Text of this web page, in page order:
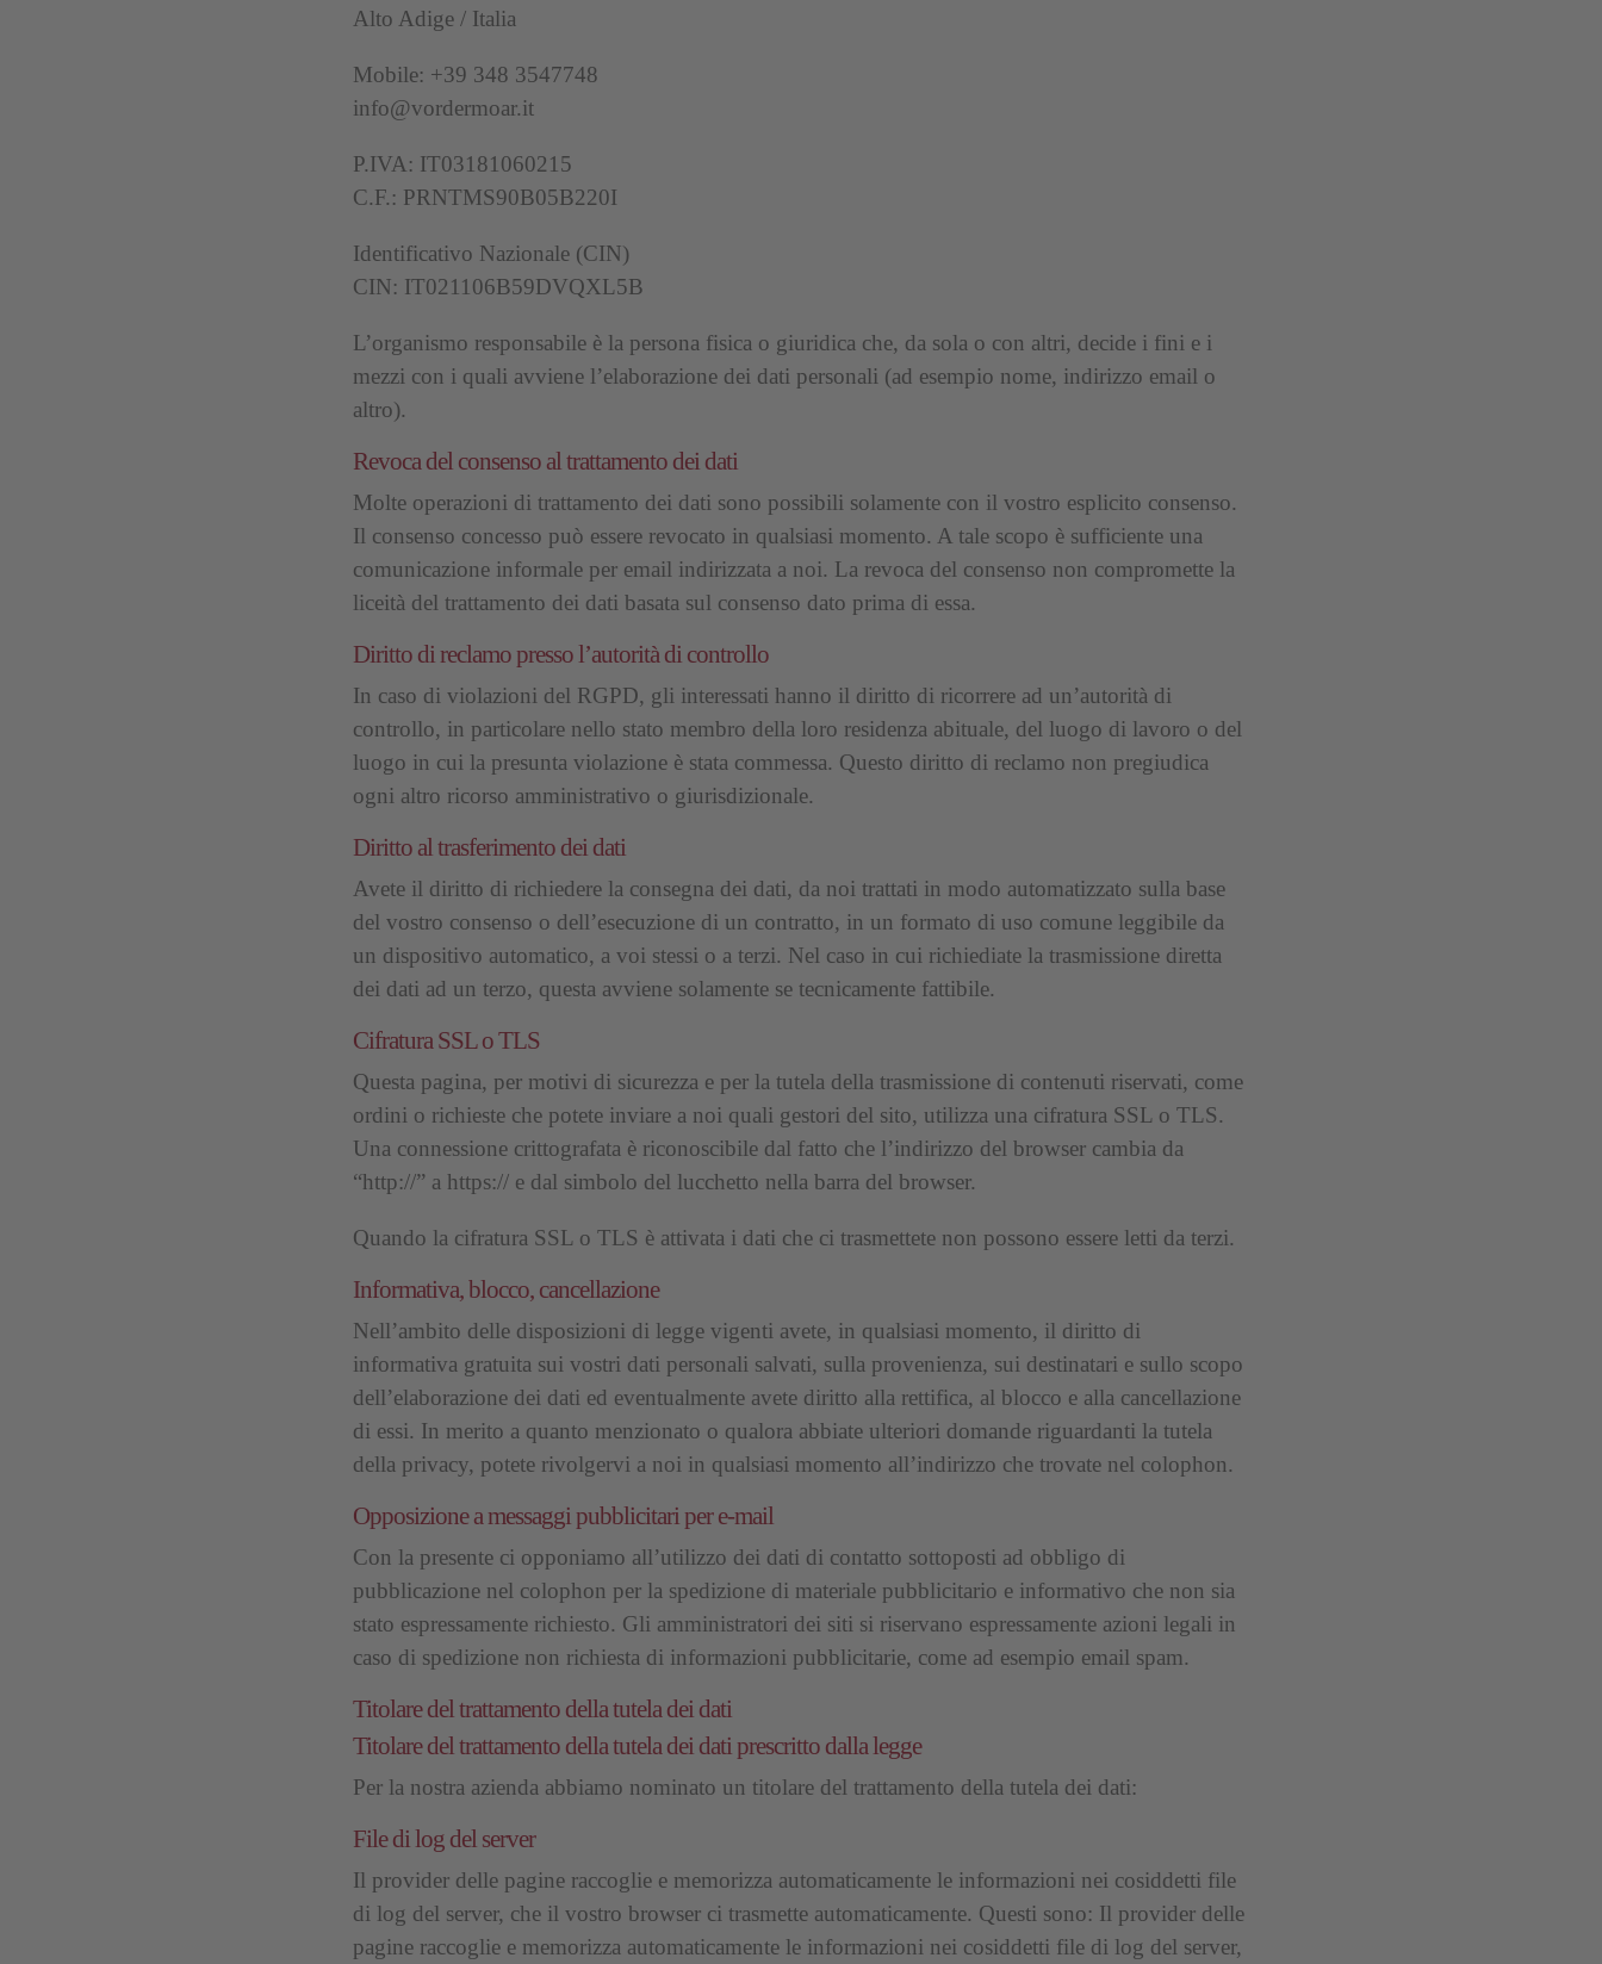
Alto Adige / Italia
Mobile: +39 348 3547748
info@vordermoar.it
P.IVA: IT03181060215
C.F.: PRNTMS90B05B220I
Identificativo Nazionale (CIN)
CIN: IT021106B59DVQXL5B
L’organismo responsabile è la persona fisica o giuridica che, da sola o con altri, decide i fini e i
mezzi con i quali avviene l’elaborazione dei dati personali (ad esempio nome, indirizzo email o
altro).
Revoca del consenso al trattamento dei dati
Molte operazioni di trattamento dei dati sono possibili solamente con il vostro esplicito consenso.
Il consenso concesso può essere revocato in qualsiasi momento. A tale scopo è sufficiente una
comunicazione informale per email indirizzata a noi. La revoca del consenso non compromette la
liceità del trattamento dei dati basata sul consenso dato prima di essa.
Diritto di reclamo presso l’autorità di controllo
In caso di violazioni del RGPD, gli interessati hanno il diritto di ricorrere ad un’autorità di
controllo, in particolare nello stato membro della loro residenza abituale, del luogo di lavoro o del
luogo in cui la presunta violazione è stata commessa. Questo diritto di reclamo non pregiudica
ogni altro ricorso amministrativo o giurisdizionale.
Diritto al trasferimento dei dati
Avete il diritto di richiedere la consegna dei dati, da noi trattati in modo automatizzato sulla base
del vostro consenso o dell’esecuzione di un contratto, in un formato di uso comune leggibile da
un dispositivo automatico, a voi stessi o a terzi. Nel caso in cui richiediate la trasmissione diretta
dei dati ad un terzo, questa avviene solamente se tecnicamente fattibile.
Cifratura SSL o TLS
Questa pagina, per motivi di sicurezza e per la tutela della trasmissione di contenuti riservati, come
ordini o richieste che potete inviare a noi quali gestori del sito, utilizza una cifratura SSL o TLS.
Una connessione crittografata è riconoscibile dal fatto che l’indirizzo del browser cambia da
“http://” a https:// e dal simbolo del lucchetto nella barra del browser.
Quando la cifratura SSL o TLS è attivata i dati che ci trasmettete non possono essere letti da terzi.
Informativa, blocco, cancellazione
Nell’ambito delle disposizioni di legge vigenti avete, in qualsiasi momento, il diritto di
informativa gratuita sui vostri dati personali salvati, sulla provenienza, sui destinatari e sullo scopo
dell’elaborazione dei dati ed eventualmente avete diritto alla rettifica, al blocco e alla cancellazione
di essi. In merito a quanto menzionato o qualora abbiate ulteriori domande riguardanti la tutela
della privacy, potete rivolgervi a noi in qualsiasi momento all’indirizzo che trovate nel colophon.
Opposizione a messaggi pubblicitari per e-mail
Con la presente ci opponiamo all’utilizzo dei dati di contatto sottoposti ad obbligo di
pubblicazione nel colophon per la spedizione di materiale pubblicitario e informativo che non sia
stato espressamente richiesto. Gli amministratori dei siti si riservano espressamente azioni legali in
caso di spedizione non richiesta di informazioni pubblicitarie, come ad esempio email spam.
Titolare del trattamento della tutela dei dati
Titolare del trattamento della tutela dei dati prescritto dalla legge
Per la nostra azienda abbiamo nominato un titolare del trattamento della tutela dei dati:
File di log del server
Il provider delle pagine raccoglie e memorizza automaticamente le informazioni nei cosiddetti file
di log del server, che il vostro browser ci trasmette automaticamente. Questi sono: Il provider delle
pagine raccoglie e memorizza automaticamente le informazioni nei cosiddetti file di log del server,